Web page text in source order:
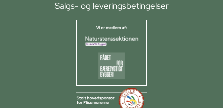
Salgs- og leveringsbetingelser